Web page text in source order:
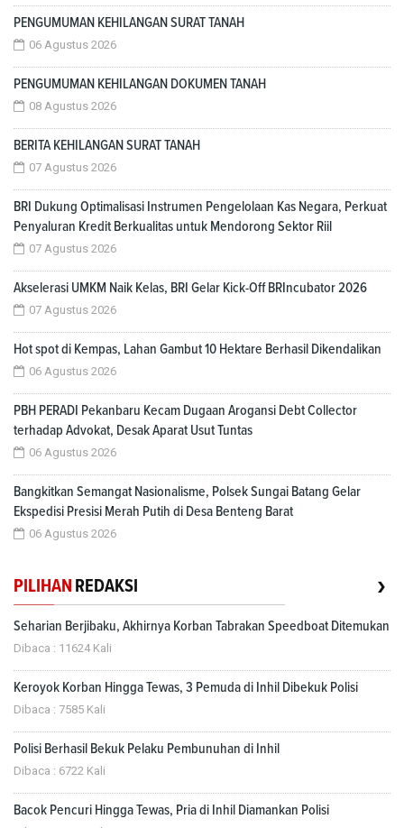
PENGUMUMAN KEHILANGAN SURAT TANAH
06 Agustus 2026
PENGUMUMAN KEHILANGAN DOKUMEN TANAH
08 Agustus 2026
BERITA KEHILANGAN SURAT TANAH
07 Agustus 2026
BRI Dukung Optimalisasi Instrumen Pengelolaan Kas Negara, Perkuat
Penyaluran Kredit Berkualitas untuk Mendorong Sektor Riil
07 Agustus 2026
Akselerasi UMKM Naik Kelas, BRI Gelar Kick-Off BRIncubator 2026
07 Agustus 2026
Hot spot di Kempas, Lahan Gambut 10 Hektare Berhasil Dikendalikan
06 Agustus 2026
PBH PERADI Pekanbaru Kecam Dugaan Arogansi Debt Collector
terhadap Advokat, Desak Aparat Usut Tuntas
06 Agustus 2026
Bangkitkan Semangat Nasionalisme, Polsek Sungai Batang Gelar
Ekspedisi Presisi Merah Putih di Desa Benteng Barat
06 Agustus 2026
PILIHAN REDAKSI ›
Seharian Berjibaku, Akhirnya Korban Tabrakan Speedboat Ditemukan
Dibaca : 11624 Kali
Keroyok Korban Hingga Tewas, 3 Pemuda di Inhil Dibekuk Polisi
Dibaca : 7585 Kali
Polisi Berhasil Bekuk Pelaku Pembunuhan di Inhil
Dibaca : 6722 Kali
Bacok Pencuri Hingga Tewas, Pria di Inhil Diamankan Polisi